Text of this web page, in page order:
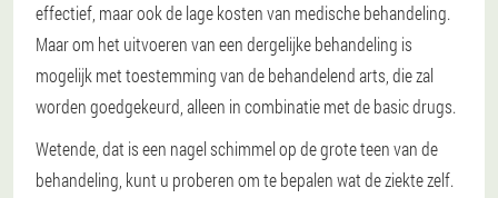
effectief, maar ook de lage kosten van medische behandeling.
Maar om het uitvoeren van een dergelijke behandeling is
mogelijk met toestemming van de behandelend arts, die zal
worden goedgekeurd, alleen in combinatie met de basic drugs.
Wetende, dat is een nagel schimmel op de grote teen van de
behandeling, kunt u proberen om te bepalen wat de ziekte zelf.